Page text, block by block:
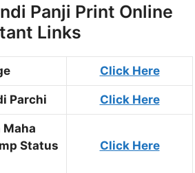
Panji Print Online
Links
Click Here
Parchi Click Here
Maha
Status
Click Here